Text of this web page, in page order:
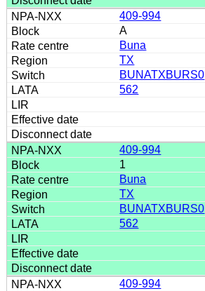
409-994
A
Buna
TX
BUNATXBURS0
562
409-994
1
Buna
TX
BUNATXBURS0
562
409-994